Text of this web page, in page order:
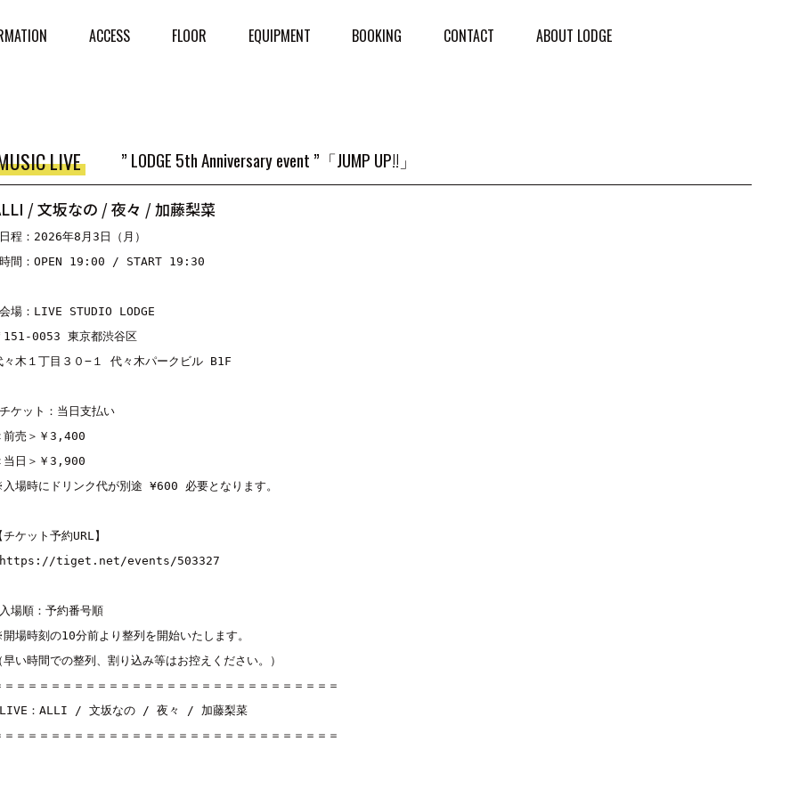
ACCESS FLOOR EQUIPMENT BOOKING CONTACT ABOUT LODGE
LIVE ” LODGE 5th Anniversary event ”「JUMP UP!!」
/ 文坂なの / 夜々 / 加藤梨菜
程：2026年8月3日（月）
間：OPEN 19:00 / START 19:30
場：LIVE STUDIO LODGE
151-0053 東京都渋谷区
々木１丁目３０−１ 代々木パークビル B1F
ケット：当日支払い
前売＞￥3,400
当日＞￥3,900
場時にドリンク代が別途 ¥600 必要となります。
チケット予約URL】
https://tiget.net/events/503327
場順：予約番号順
場時刻の10分前より整列を開始いたします。
早い時間での整列、割り込み等はお控えください。）
＝＝＝＝＝＝＝＝＝＝＝＝＝＝＝＝＝＝＝＝＝＝＝＝＝＝＝＝＝
：ALLI / 文坂なの / 夜々 / 加藤梨菜
＝＝＝＝＝＝＝＝＝＝＝＝＝＝＝＝＝＝＝＝＝＝＝＝＝＝＝＝＝